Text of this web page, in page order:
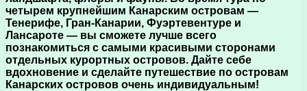
четырем крупнейшим Канарским островам —
Тенерифе, Гран-Канарии, Фуэртевентуре и
Лансароте — вы сможете лучше всего
познакомиться с самыми красивыми сторонами
отдельных курортных островов. Дайте себе
вдохновение и сделайте путешествие по островам
Канарских островов очень индивидуальным!